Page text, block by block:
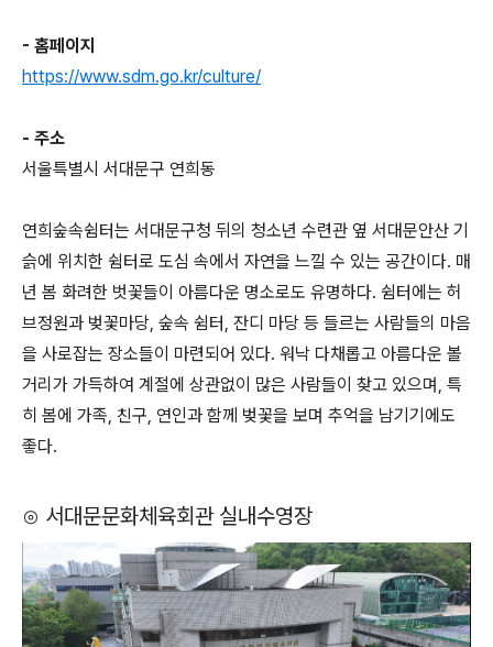
- 홈페이지
https://www.sdm.go.kr/culture/
- 주소
서울특별시 서대문구 연희동
연희숲속쉼터는 서대문구청 뒤의 청소년 수련관 옆 서대문안산 기
슭에 위치한 쉼터로 도심 속에서 자연을 느낄 수 있는 공간이다. 매
년 봄 화려한 벗꽃들이 아름다운 명소로도 유명하다. 쉼터에는 허
브정원과 벚꽃마당, 숲속 쉼터, 잔디 마당 등 들르는 사람들의 마음
을 사로잡는 장소들이 마련되어 있다. 워낙 다채롭고 아름다운 볼
거리가 가득하여 계절에 상관없이 많은 사람들이 찾고 있으며, 특
히 봄에 가족, 친구, 연인과 함께 벚꽃을 보며 추억을 남기기에도
좋다.
⊙ 서대문문화체육회관 실내수영장